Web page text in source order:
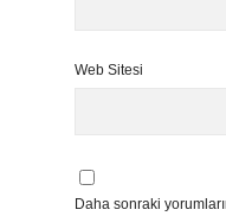
Web Sitesi
Daha sonraki